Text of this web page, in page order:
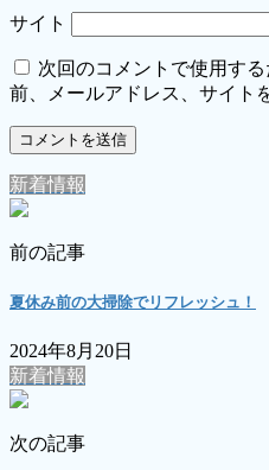
サイト
次回のコメントで使用す
前、メールアドレス、サイト
新着情報
前の記事
夏休み前の大掃除でリフレッシュ！
2024年8月20日
新着情報
次の記事